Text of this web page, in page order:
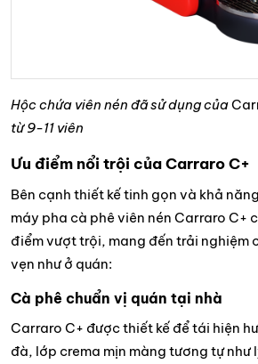
Hộc chứa viên nén đã sử dụng của
từ 9-11 viên
Ưu điểm nổi trội của Carraro C+
Bên cạnh thiết kế tinh gọn và khả
máy pha cà phê viên nén Carraro C+
điểm vượt trội, mang đến trải nghiệm
vẹn như ở quán:
Cà phê chuẩn vị quán tại nhà
Carraro C+ được thiết kế để tái hiện
đà, lớp crema mịn màng tương tự như